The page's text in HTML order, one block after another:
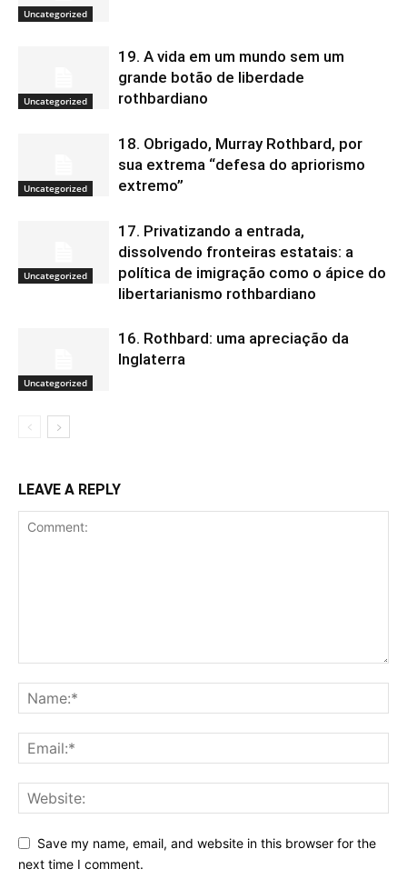
Uncategorized
Uncategorized
19. A vida em um mundo sem um
grande botão de liberdade
rothbardiano
Uncategorized
18. Obrigado, Murray Rothbard, por
sua extrema “defesa do apriorismo
extremo”
Uncategorized
17. Privatizando a entrada,
dissolvendo fronteiras estatais: a
política de imigração como o ápice do
libertarianismo rothbardiano
Uncategorized
16. Rothbard: uma apreciação da
Inglaterra
LEAVE A REPLY
Save my name, email, and website in this browser for the
next time I comment.